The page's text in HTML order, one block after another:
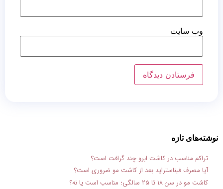
وب‌ سایت
نوشته‌های تازه
تراکم مناسب در کاشت ابرو چند گرافت است؟
آیا مصرف فیناستراید بعد از کاشت مو ضروری است؟
کاشت مو در سن ۱۸ تا ۲۵ سالگی؛ مناسب است یا نه؟